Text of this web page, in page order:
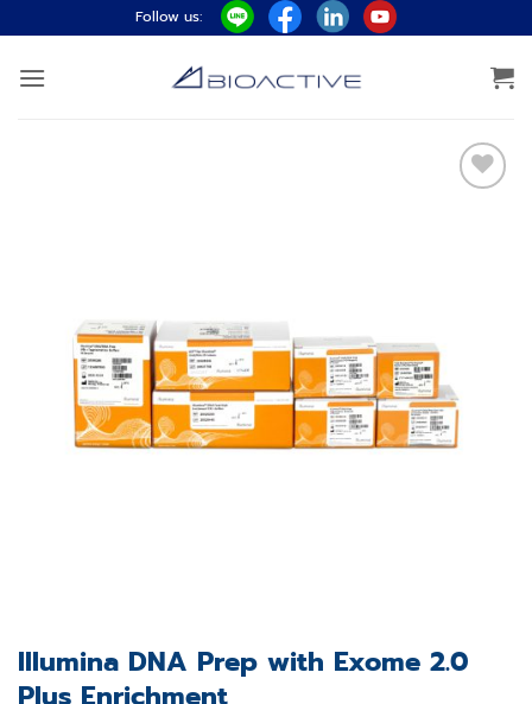
ไป
ยัง
Follow us:
Illumina DNA Prep with Exome 2.0